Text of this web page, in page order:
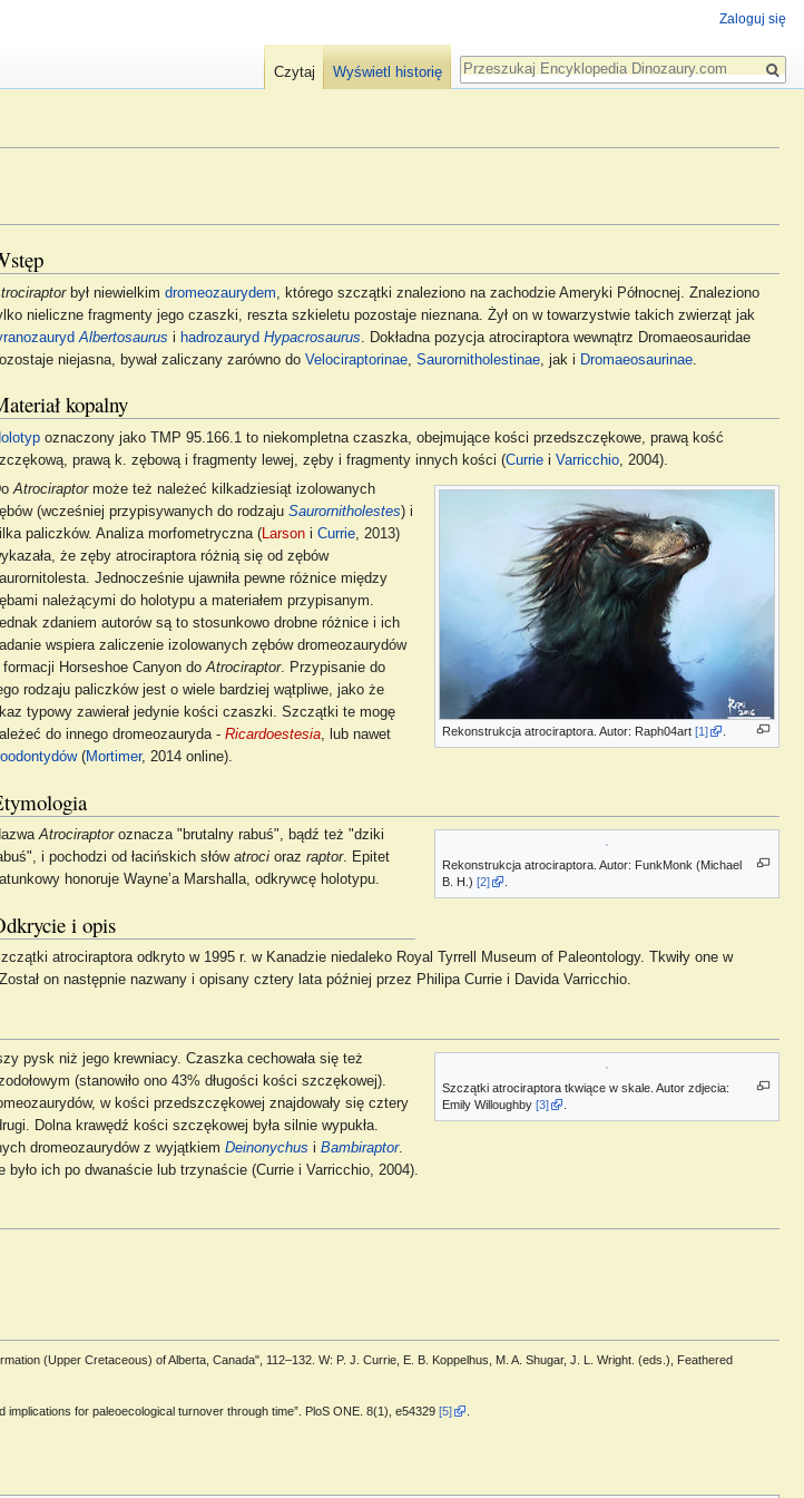
był niewielkim dromeozaurydem , którego szczątki znaleziono na zachodzie Ameryki Północnej. Znaleziono
nieliczne fragmenty jego czaszki, reszta szkieletu pozostaje nieznana. Żył on w towarzystwie takich zwierząt jak
Albertosaurus i hadrozauryd Hypacrosaurus . Dokładna pozycja atrociraptora wewnątrz Dromaeosauridae
niejasna, bywał zaliczany zarówno do Velociraptorinae, Saurornitholestinae, jak i Dromaeosaurinae.
kopalny
oznaczony jako TMP 95.166.1 to niekompletna czaszka, obejmujące kości przedszczękowe, prawą kość
prawą k. zębową i fragmenty lewej, zęby i fragmenty innych kości (Curriei Varricchio, 2004).
Rekonstrukcja atrociraptora. Autor: Raph04art [1]
Atrociraptormoże też należeć kilkadziesiąt izolowanych
(wcześniej przypisywanych do rodzaju Saurornitholestes) i
paliczków. Analiza morfometryczna (Larsoni Currie, 2013)
że zęby atrociraptora różnią się od zębów
Jednocześnie ujawniła pewne różnice między
należącymi do holotypu a materiałem przypisanym.
zdaniem autorów są to stosunkowo drobne różnice i ich
wspiera zaliczenie izolowanych zębów dromeozaurydów
formacji Horseshoe Canyon doAtrociraptor. Przypisanie do
rodzaju paliczków jest o wiele bardziej wątpliwe, jako że
typowy zawierał jedynie kości czaszki. Szczątki te mogę
do innego dromeozauryda - Ricardoestesia, lub nawet
(Mortimer, 2014 online).
Rekonstrukcja atrociraptora. Autor: FunkMonk (Michael
B. H.)[2]
Atrociraptoroznacza "brutalny rabuś", bądź też "dziki
i pochodzi od łacińskich słów atrocioraz raptor. Epitet
honoruje Wayne’a Marshalla, odkrywcę holotypu.
i opis
atrociraptora odkryto w 1995 r. w Kanadzie niedaleko Royal Tyrrell Museum of Paleontology. Tkwiły one w
on następnie nazwany i opisany cztery lata później przez Philipa Currie i Davida Varricchio.
Szczątki atrociraptora tkwiące w skale. Autor zdjecia:
Emily Willoughby [3]
pysk niż jego krewniacy. Czaszka cechowała się też
(stanowiło ono 43% długości kości szczękowej).
w kości przedszczękowej znajdowały się cztery
Dolna krawędź kości szczękowej była silnie wypukła.
dromeozaurydów z wyjątkiem Deinonychus i Bambiraptor.
ich po dwanaście lub trzynaście (Currie i Varricchio, 2004).
(Upper Cretaceous) of Alberta, Canada", 112–132. W: P. J. Currie, E. B. Koppelhus, M. A. Shugar, J. L. Wright. (eds.), Feathered
for paleoecological turnover through time”. PloS ONE. 8(1), e54329 [5]
Zaloguj się
Czytaj Wyświetl historię
Szukaj